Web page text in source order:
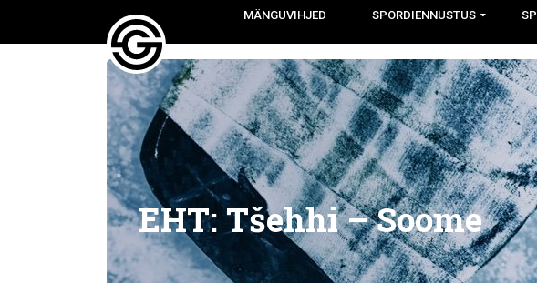
MÄNGUVIHJED SPORDIENNUSTUS
EHT: Tšehhi – Soome